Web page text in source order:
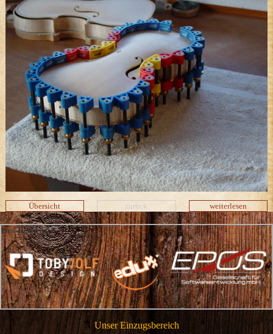
Übersicht zurück weiterlesen
Fuss-Referenzen
Unser Einzugsbereich